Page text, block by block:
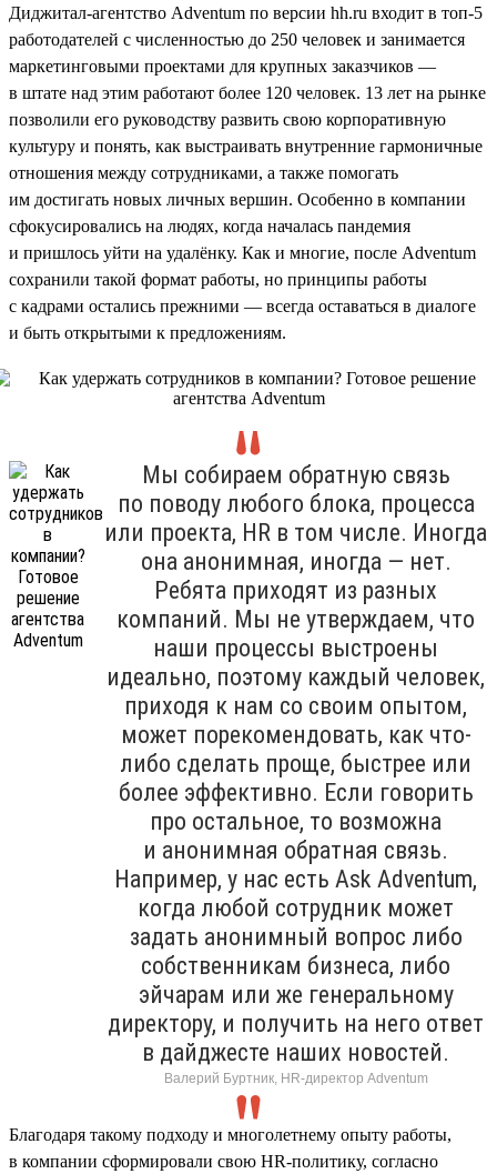
Диджитал-агентство Adventum по версии hh.ru входит в топ-5
работодателей с численностью до 250 человек и занимается
маркетинговыми проектами для крупных заказчиков —
в штате над этим работают более 120 человек. 13 лет на рынке
позволили его руководству развить свою корпоративную
культуру и понять, как выстраивать внутренние гармоничные
отношения между сотрудниками, а также помогать
им достигать новых личных вершин. Особенно в компании
сфокусировались на людях, когда началась пандемия
и пришлось уйти на удалёнку. Как и многие, после Adventum
сохранили такой формат работы, но принципы работы
с кадрами остались прежними — всегда оставаться в диалоге
и быть открытыми к предложениям.
Мы собираем обратную связь
по поводу любого блока, процесса
или проекта, HR в том числе. Иногда
она анонимная, иногда — нет.
Ребята приходят из разных
компаний. Мы не утверждаем, что
наши процессы выстроены
идеально, поэтому каждый человек,
приходя к нам со своим опытом,
может порекомендовать, как что-
либо сделать проще, быстрее или
более эффективно. Если говорить
про остальное, то возможна
и анонимная обратная связь.
Например, у нас есть Ask Adventum,
когда любой сотрудник может
задать анонимный вопрос либо
собственникам бизнеса, либо
эйчарам или же генеральному
директору, и получить на него ответ
в дайджесте наших новостей.
Валерий Буртник, HR-директор Adventum
Благодаря такому подходу и многолетнему опыту работы,
в компании сформировали свою HR-политику, согласно